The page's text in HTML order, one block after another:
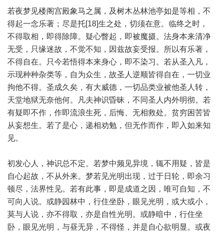
若夜梦见楼阁宫殿象马之属，及树木丛林池亭如是等相，不
得起一念乐著；尽是托[18]生之处，切须在意。临终之时，
不得取相，即得除障。疑心瞥起，即被魔摄。法身本来清净
无受，只缘迷故，不觉不知，因兹故妄受报。所以有乐著，
不得自在。只今若悟得本来身心，即不染习。若从圣入凡，
示现种种杂类等，自为众生，故圣人逆顺皆得自在，一切业
拘他不得。圣成久矣，有大威德，一切品类业被他圣人转，
天堂地狱无奈他何。凡夫神识昏昧，不同圣人内外明彻。若
有疑即不作，作即流浪生死，后悔、无相救处。贫穷困苦皆
从妄想生。若了是心，递相劝勉，但无作而作，即入如来知
见。
初发心人，神识总不定。若梦中频见异境，辄不用疑，皆是
自心起故，不从外来。梦若见光明出现，过于日轮，即余习
顿尽，法界性见。若有此事，即是成道之因，唯可自知，不
可向人说。或静园林中，行住坐卧，眼见光明，或大或小，
莫与人说，亦不得取，亦是自性光明。或静暗中，行住坐
卧，眼见光明，与昼无异，不得怪，并是自心欲明显。或夜